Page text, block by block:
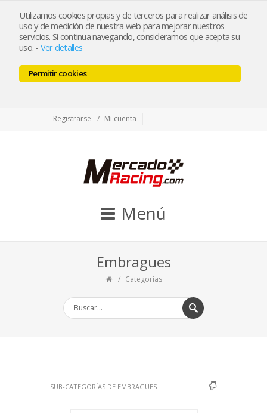
Utilizamos cookies propias y de terceros para realizar análisis de
uso y de medición de nuestra web para mejorar nuestros
servicios. Si continua navegando, consideramos que acepta su
uso. - Ver detalles
Permitir cookies
tienda@mercadoracing.com
Registrarse
Mi cuenta
Menú
Embragues
Categorías
SUB-CATEGORÍAS DE EMBRAGUES